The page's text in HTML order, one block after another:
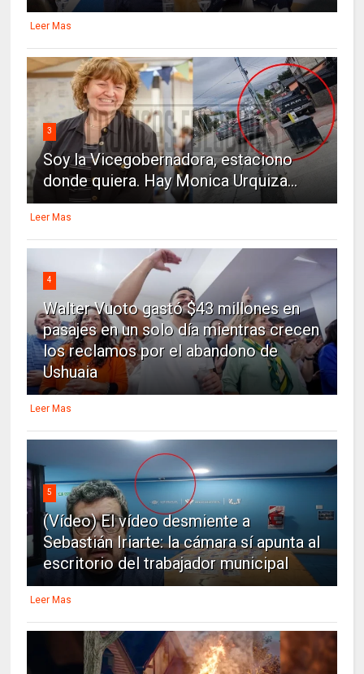
Leer Mas
3
Soy la Vicegobernadora, estaciono
donde quiera. Hay Monica Urquiza...
Leer Mas
4
Walter Vuoto gastó $43 millones en
pasajes en un solo día mientras crecen
los reclamos por el abandono de
Ushuaia
Leer Mas
5
(Vídeo) El vídeo desmiente a
Sebastián Iriarte: la cámara sí apunta al
escritorio del trabajador municipal
Leer Mas